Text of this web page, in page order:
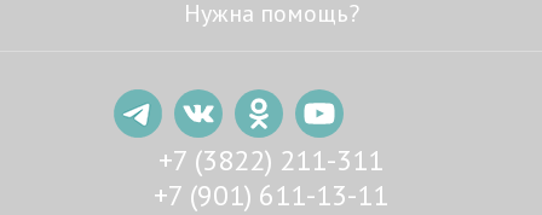
Нужна помощь?
+7 (3822) 211-311
+7 (901) 611-13-11